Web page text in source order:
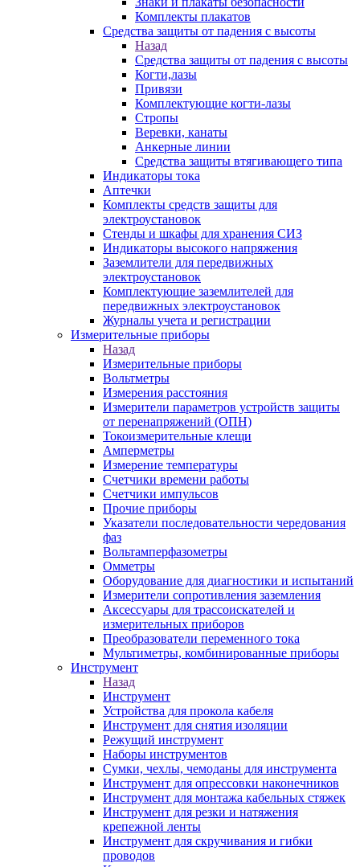
Комплекты плакатов
Средства защиты от падения с высоты
Назад
Средства защиты от падения с высоты
Когти,лазы
Привязи
Комплектующие когти-лазы
Стропы
Веревки, канаты
Анкерные линии
Средства защиты втягивающего типа
Индикаторы тока
Аптечки
Комплекты средств защиты для
электроустановок
Стенды и шкафы для хранения СИЗ
Индикаторы высокого напряжения
Заземлители для передвижных
электроустановок
Комплектующие заземлителей для
передвижных электроустановок
Журналы учета и регистрации
Измерительные приборы
Назад
Измерительные приборы
Вольтметры
Измерения расстояния
Измерители параметров устройств защиты
от перенапряжений (ОПН)
Токоизмерительные клещи
Амперметры
Измерение температуры
Счетчики времени работы
Счетчики импульсов
Прочие приборы
Указатели последовательности чередования
фаз
Вольтамперфазометры
Омметры
Оборудование для диагностики и испытаний
Измерители сопротивления заземления
Аксессуары для трассоискателей и
измерительных приборов
Преобразователи переменного тока
Мультиметры, комбинированные приборы
Инструмент
Назад
Инструмент
Устройства для прокола кабеля
Инструмент для снятия изоляции
Режущий инструмент
Наборы инструментов
Сумки, чехлы, чемоданы для инструмента
Инструмент для опрессовки наконечников
Инструмент для монтажа кабельных стяжек
Инструмент для резки и натяжения
крепежной ленты
Инструмент для скручивания и гибки
проводов